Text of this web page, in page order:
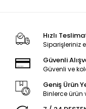
Hızlı
Siparişleriniz
Güvenli
Güvenli ve
Geniş Ürün
Binlerce